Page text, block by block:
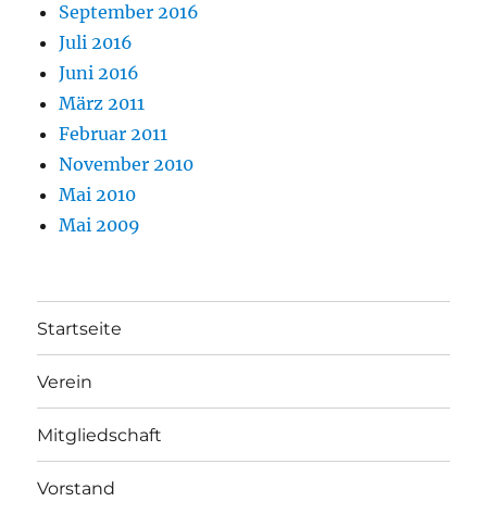
September 2016
Juli 2016
Juni 2016
März 2011
Februar 2011
November 2010
Mai 2010
Mai 2009
Startseite
Verein
Mitgliedschaft
Vorstand